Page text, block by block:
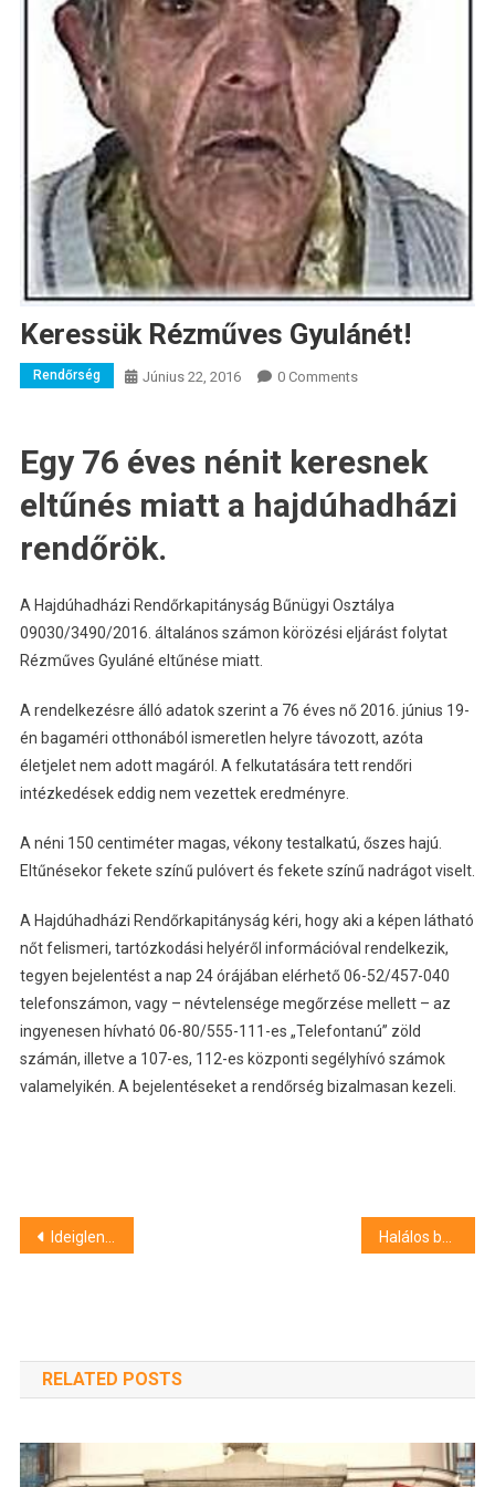
Keressük Rézműves Gyulánét!
Rendőrség Június 22, 2016 0 Comments
Egy 76 éves nénit keresnek
eltűnés miatt a hajdúhadházi
rendőrök.
A Hajdúhadházi Rendőrkapitányság Bűnügyi Osztálya
09030/3490/2016. általános számon körözési eljárást folytat
Rézműves Gyuláné eltűnése miatt.
A rendelkezésre álló adatok szerint a 76 éves nő 2016. június 19-
én bagaméri otthonából ismeretlen helyre távozott, azóta
életjelet nem adott magáról. A felkutatására tett rendőri
intézkedések eddig nem vezettek eredményre.
A néni 150 centiméter magas, vékony testalkatú, őszes hajú.
Eltűnésekor fekete színű pulóvert és fekete színű nadrágot viselt.
A Hajdúhadházi Rendőrkapitányság kéri, hogy aki a képen látható
nőt felismeri, tartózkodási helyéről információval rendelkezik,
tegyen bejelentést a nap 24 órájában elérhető 06-52/457-040
telefonszámon, vagy – névtelensége megőrzése mellett – az
ingyenesen hívható 06-80/555-111-es „Telefontanú” zöld
számán, illetve a 107-es, 112-es központi segélyhívó számok
valamelyikén. A bejelentéseket a rendőrség bizalmasan kezeli.
Bejegyzés
Ideiglenes forgalomkorlátozás lesz holnap Hajdú-Bihar megyében
RELATED POSTS